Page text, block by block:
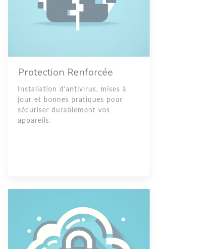
Protection Renforcée
Installation d’antivirus, mises à
jour et bonnes pratiques pour
sécuriser durablement vos
appareils.